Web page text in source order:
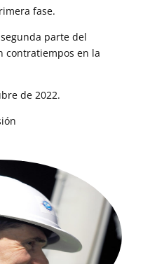
fase.
parte del
contratiempos en la
de 2022.